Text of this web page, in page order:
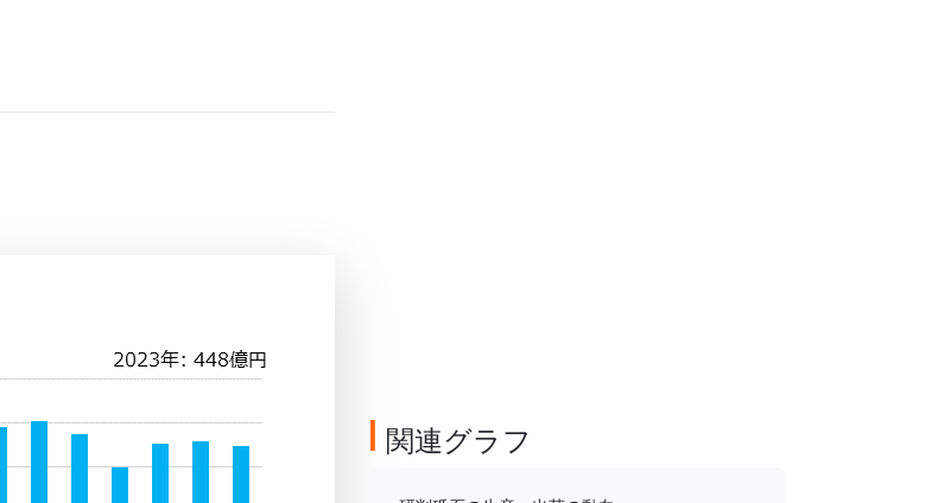
関連グラフ